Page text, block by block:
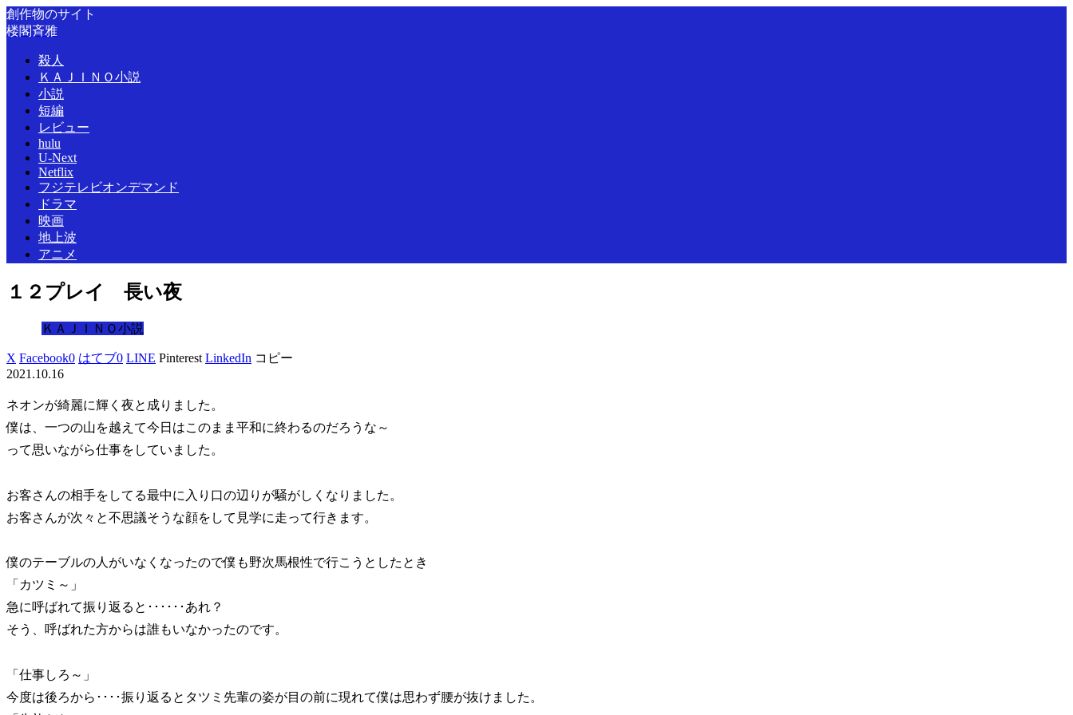
創作物のサイト
楼閣斉雅
殺人
ＫＡＪＩＮＯ小説
小説
短編
レビュー
hulu
U-Next
Netflix
フジテレビオンデマンド
ドラマ
映画
地上波
アニメ
１２プレイ 長い夜
ＫＡＪＩＮＯ小説
X Facebook0 はてブ0 LINE Pinterest LinkedIn コピー
2021.10.16
ネオンが綺麗に輝く夜と成りました。
僕は、一つの山を越えて今日はこのまま平和に終わるのだろうな～
って思いながら仕事をしていました。
お客さんの相手をしてる最中に入り口の辺りが騒がしくなりました。
お客さんが次々と不思議そうな顔をして見学に走って行きます。
僕のテーブルの人がいなくなったので僕も野次馬根性で行こうとしたとき
「カツミ～」
急に呼ばれて振り返ると･･････あれ？
そう、呼ばれた方からは誰もいなかったのです。
「仕事しろ～」
今度は後ろから････振り返るとタツミ先輩の姿が目の前に現れて僕は思わず腰が抜けました。